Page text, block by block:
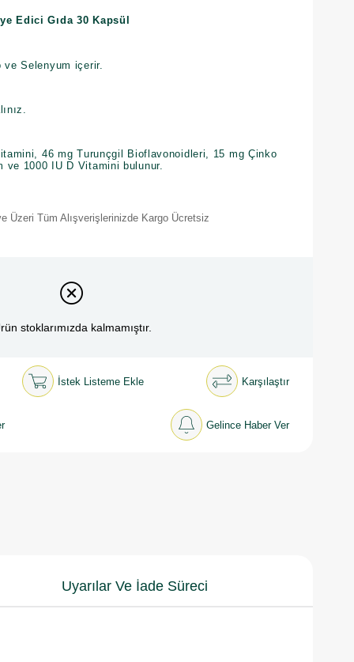
Edici Gıda 30 Kapsül
Selenyum içerir.
46 mg Turunçgil Bioflavonoidleri, 15 mg Çinko
ve 1000 IU D Vitamini bulunur.
Üzeri Tüm Alışverişlerinizde Kargo Ücretsiz
stoklarımızda kalmamıştır.
İstek Listeme Ekle Karşılaştır
Gelince Haber Ver
Uyarılar Ve İade Süreci